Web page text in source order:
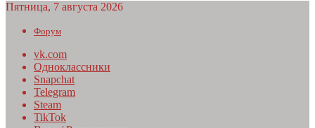
Пятница, 7 августа 2026
Форум
vk.com
Одноклассники
Snapchat
Telegram
Steam
TikTok